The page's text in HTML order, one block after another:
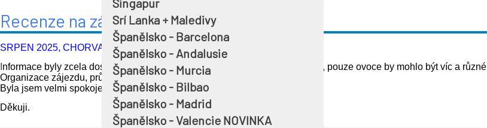
Srí Lanka + Maledivy
Španělsko - Barcelona
Španělsko - Andalusie
Španělsko - Murcia
Španělsko - Bilbao
Španělsko - Madrid
Španělsko - Valencie NOVINKA
Recenze na zájezd, průvodce Ivan Knorr
SRPEN 2025, CHORVATSKO, POBYT S VÝLETY
nformace byly zcela dostačující, ubytování v hotelu perfektní, strava výborná, pouze ovoce by mohlo být víc a
Organizace zájezdu, průvodci pohodoví.
Byla jsem velmi spokojena.
Děkuji.